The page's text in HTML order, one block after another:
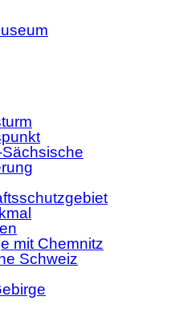
mit Chemnitz
Schweiz